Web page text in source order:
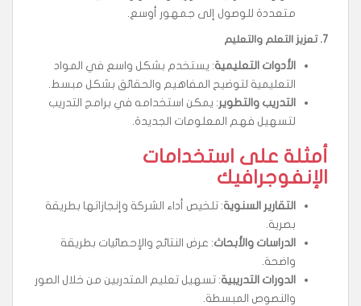
متعددة للوصول إلى جمهور أوسع.
7. تعزيز التعلم والتعليم
الأدوات التعليمية: يستخدم بشكل واسع في المواد
التعليمية لتوضيح المفاهيم والحقائق بشكل مبسط.
التدريب والتطوير : يمكن استخدامه في برامج التدريب
لتسهيل فهم المعلومات الجديدة.
أمثلة على استخدامات
الإنفوجرافيك
التقارير السنوية: تلخيص أداء الشركة وإنجازاتها بطريقة
بصرية.
الدراسات والأبحاث: عرض النتائج والإحصائيات بطريقة
واضحة.
الدورات التدريبية: تسهيل تعليم المتدربين من خلال الصور
والنصوص المبسطة.